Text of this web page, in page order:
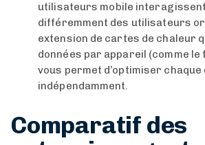
utilisateurs mobile
différemment des utilisateurs
extension de cartes de chaleur
données par appareil (comme le
vous permet d’optimiser
indépendamment.
Comparatif des